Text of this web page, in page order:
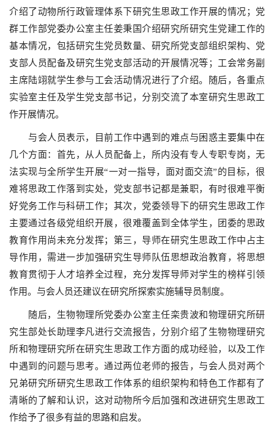
介绍了动物所行政管理体系下研究生思政工作开展的情况；党
群工作部党委办公室主任姜秉国介绍研究所研究生党建工作的
基本情况，包括研究生党员数量、研究所党支部组织架构、党
支部人员配备及研究生党支部活动的开展情况等；工会常务副
主席陆翊就学生参与工会活动情况进行了介绍。随后，各重点
实验室主任及学生党支部书记，分别交流了本室研究生思政工
作开展情况。
与会人员表示，目前工作中遇到的难点与困惑主要集中在
几个方面：首先，从人员配备上，所内没有专人专职专岗，无
法实现与全所学生开展“一对一指导，面对面交流”的目标，很
难将思政工作落到实处，党支部书记都是兼职，有时很难平衡
好党务工作与科研工作；其次，党委领导下的研究生思政工作
主要通过各级党组织开展，很难覆盖到全体学生，团委的思政
教育作用尚未充分发挥；第三，导师在研究生思政工作中占主
导作用，需进一步加强研究生导师队伍思想政治教育，将思想
教育贯彻于人才培养全过程，充分发挥导师对学生的榜样引领
作用。与会人员还建议在研究所探索实施辅导员制度。
随后，生物物理所党委办公室主任栾贵波和物理研究所研
究生部处长助理李凡进行交流报告，分别介绍了生物物理研究
所和物理研究所在研究生思政工作方面的成功经验，以及工作
中遇到的问题与思考。通过两位老师的报告，与会人员对两个
兄弟研究所研究生思政工作体系的组织架构和特色工作都有了
清晰的了解和认识，这对动物所今后加强和改进研究生思政工
作给予了很多有益的思路和启发。